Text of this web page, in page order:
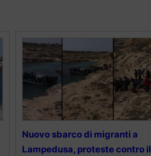
Nuovo sbarco di migranti a
Lampedusa, proteste contro il